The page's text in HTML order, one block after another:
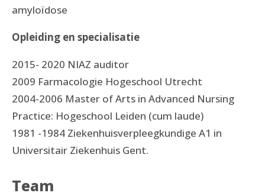
amyloïdose
Opleiding en specialisatie
2015- 2020 NIAZ auditor
2009 Farmacologie Hogeschool Utrecht
2004-2006 Master of Arts in Advanced Nursing
Practice: Hogeschool Leiden (cum laude)
1981 -1984 Ziekenhuisverpleegkundige A1 in
Universitair Ziekenhuis Gent.
Team